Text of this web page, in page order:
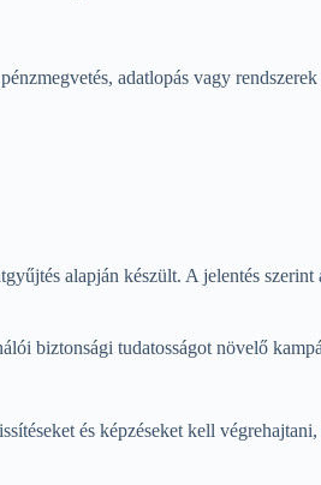
adatlopás vagy
alapján készült. A jelentés
biztonsági tudatosságot növelő
és képzéseket kell